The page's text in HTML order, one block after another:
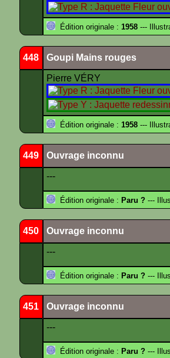
Édition originale : 1958 ---
448 Goupi Mains rouges
Pierre VÉRY
Édition originale : 1958 ---
449 Ouvrage inconnu
---
Édition originale : Paru ? ---
450 Ouvrage inconnu
---
Édition originale : Paru ? ---
451 Ouvrage inconnu
---
Édition originale : Paru ? ---